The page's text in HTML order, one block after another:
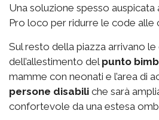
Una soluzione spesso auspicata
Pro loco per ridurre le code alle
Sul resto della piazza arrivano
dell’allestimento del punto
mamme con neonati e l’area di
persone disabili che sarà
confortevole da una estesa